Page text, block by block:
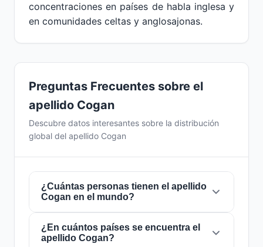
concentraciones en países de habla inglesa y
en comunidades celtas y anglosajonas.
Preguntas Frecuentes sobre el
apellido Cogan
Descubre datos interesantes sobre la distribución
global del apellido Cogan
¿Cuántas personas tienen el apellido
Cogan en el mundo?
Actualmente hay aproximadamente9.682
personascon el apellido
¿En cuántos países se encuentra el
apellido Cogan?